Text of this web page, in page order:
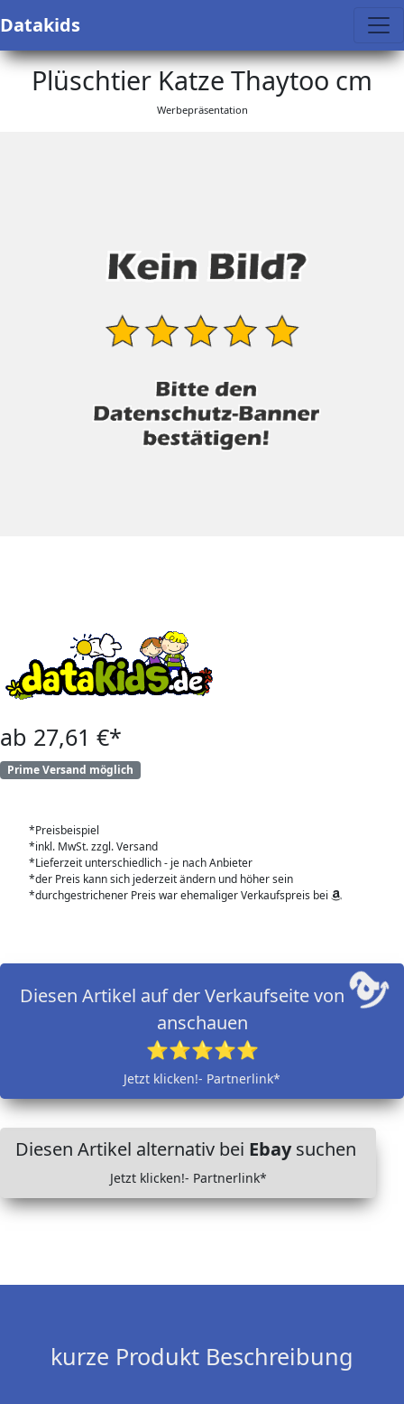
Datakids
Plüschtier Katze Thaytoo cm
Werbepräsentation
ab 27,61 €*
Prime Versand möglich
*Preisbeispiel
*inkl. MwSt. zzgl. Versand
*Lieferzeit unterschiedlich - je nach Anbieter
*der Preis kann sich jederzeit ändern und höher sein
*durchgestrichener Preis war ehemaliger Verkaufspreis bei
Diesen Artikel auf der Verkaufseite von
anschauen
⭐⭐⭐⭐⭐
Jetzt klicken!- Partnerlink*
Diesen Artikel alternativ bei Ebaysuchen
Jetzt klicken!- Partnerlink*
kurze Produkt Beschreibung